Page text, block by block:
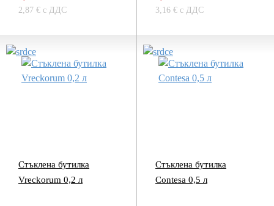
2,87 € с ДДС 3,16 € с ДДС
Стъклена бутилка
Vreckorum 0,2 л
Стъклена бутилка
Contesa 0,5 л